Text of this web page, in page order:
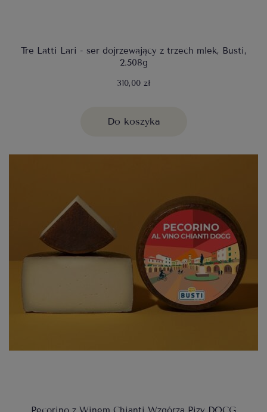
Tre Latti Lari - ser dojrzewający z trzech mlek, Busti,
2.508g
310,00 zł
Do koszyka